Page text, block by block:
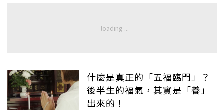
什麼是真正的「五福臨門」？
後半生的福氣，其實是「養」
出來的！